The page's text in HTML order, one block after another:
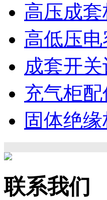
高压成
高低压电
成套开
充气柜配
固体绝
联系我们